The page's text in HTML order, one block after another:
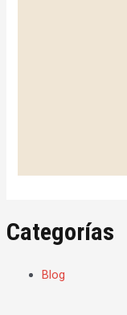
Categorías
Blog